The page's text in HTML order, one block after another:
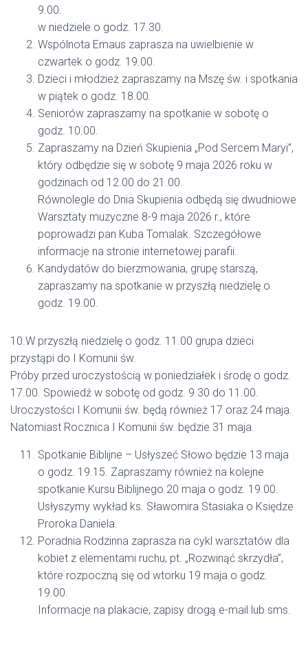
9.00.
w niedziele o godz. 17.30.
Wspólnota Emaus zaprasza na uwielbienie w
czwartek o godz. 19.00.
Dzieci i młodzież zapraszamy na Mszę św. i spotkania
w piątek o godz. 18.00.
Seniorów zapraszamy na spotkanie w sobotę o
godz. 10.00.
Zapraszamy na Dzień Skupienia „Pod Sercem Maryi”,
który odbędzie się w sobotę 9 maja 2026 roku w
godzinach od 12.00 do 21.00.
Równolegle do Dnia Skupienia odbędą się dwudniowe
Warsztaty muzyczne 8-9 maja 2026 r., które
poprowadzi pan Kuba Tomalak. Szczegółowe
informacje na stronie internetowej parafii.
Kandydatów do bierzmowania, grupę starszą,
zapraszamy na spotkanie w przyszłą niedzielę o
godz. 19.00.
10.W przyszłą niedzielę o godz. 11.00 grupa dzieci
przystąpi do I Komunii św.
Próby przed uroczystością w poniedziałek i środę o godz.
17.00. Spowiedź w sobotę od godz. 9.30 do 11.00.
Uroczystości I Komunii św. będą również 17 oraz 24 maja.
Natomiast Rocznica I Komunii św. będzie 31 maja.
Spotkanie Biblijne – Usłyszeć Słowo będzie 13 maja
o godz. 19.15. Zapraszamy również na kolejne
spotkanie Kursu Biblijnego 20 maja o godz. 19.00.
Usłyszymy wykład ks. Sławomira Stasiaka o Księdze
Proroka Daniela.
Poradnia Rodzinna zaprasza na cykl warsztatów dla
kobiet z elementami ruchu, pt. „Rozwinąć skrzydła”,
które rozpoczną się od wtorku 19 maja o godz.
19.00.
Informacje na plakacie, zapisy drogą e-mail lub sms.